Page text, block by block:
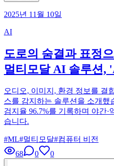
2025년 11월 10일
AI
도로의 숨결과 표정
멀티모달 AI 솔루션,
오디오, 이미지, 환경 정보를 결
스를 감지하는 솔루션을 소개했
검지율 96.7%를 기록하며 야간
습니다.
#ML#멀티모달#컴퓨터 비전
68
0 0